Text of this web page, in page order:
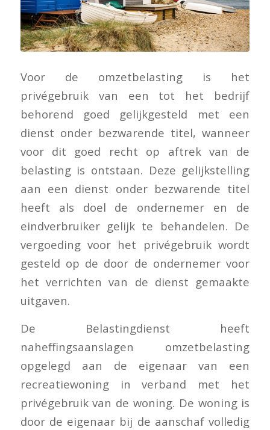
Voor de omzetbelasting is het
privégebruik van een tot het bedrijf
behorend goed gelijkgesteld met een
dienst onder bezwarende titel, wanneer
voor dit goed recht op aftrek van de
belasting is ontstaan. Deze gelijkstelling
aan een dienst onder bezwarende titel
heeft als doel de ondernemer en de
eindverbruiker gelijk te behandelen. De
vergoeding voor het privégebruik wordt
gesteld op de door de ondernemer voor
het verrichten van de dienst gemaakte
uitgaven.
De Belastingdienst heeft
naheffingsaanslagen omzetbelasting
opgelegd aan de eigenaar van een
recreatiewoning in verband met het
privégebruik van de woning. De woning is
door de eigenaar bij de aanschaf volledig